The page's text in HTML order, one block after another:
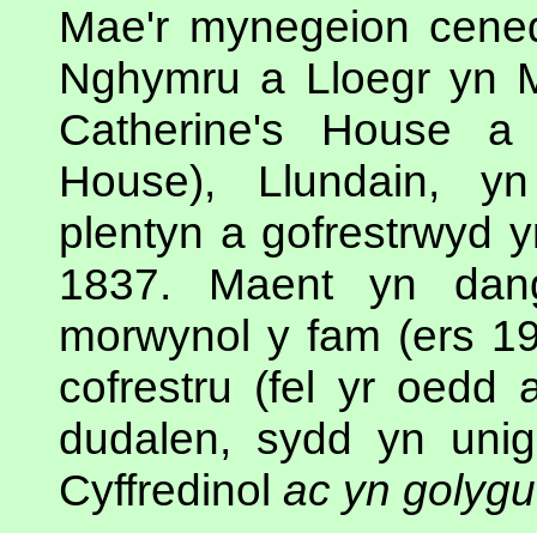
Mae'r mynegeion
Nghymru a Lloegr yn
Catherine's House
House), Llundain,
plentyn a gofrestrwyd
1837. Maent yn
morwynol y fam (ers
cofrestru (fel yr oedd
dudalen, sydd yn
Cyffredinol ac yn